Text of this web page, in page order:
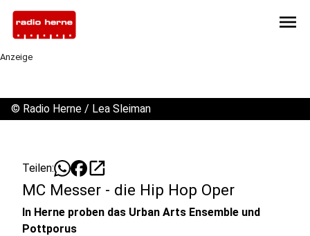
menu
Anzeige
© Radio Herne / Lea Sleiman
Teilen: open_in_new
MC Messer - die Hip Hop Oper
In Herne proben das Urban Arts Ensemble und
Pottporus